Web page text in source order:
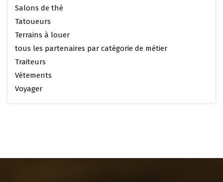
Salons de thé
Tatoueurs
Terrains à louer
tous les partenaires par catégorie de métier
Traiteurs
Vétements
Voyager